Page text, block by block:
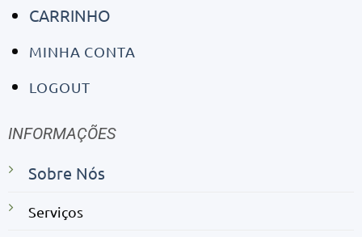
CARRINHO
MINHA CONTA
LOGOUT
INFORMAÇÕES
Sobre Nós
Serviços